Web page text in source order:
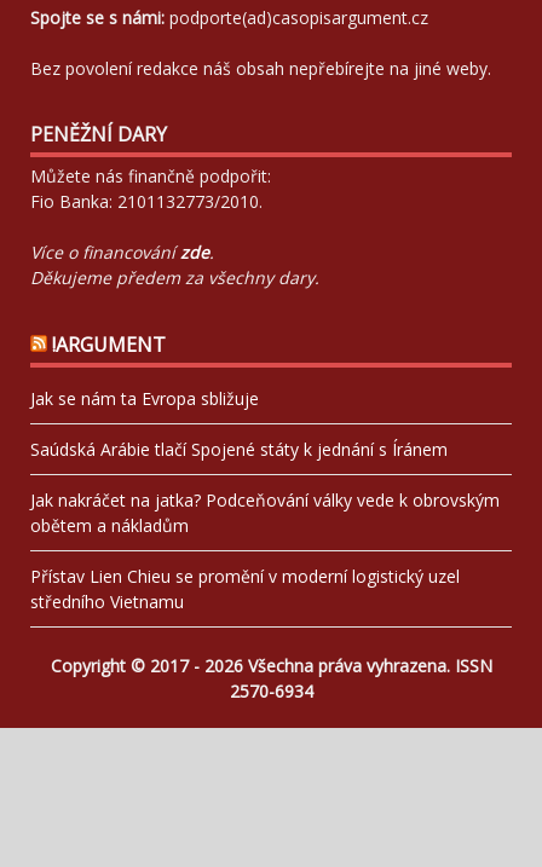
Spojte se s námi: podporte(ad)casopisargument.cz
Bez povolení redakce náš obsah nepřebírejte na jiné weby.
PENĚŽNÍ DARY
Můžete nás finančně podpořit:
Fio Banka: 2101132773/2010.
Více o financovánízde.
Děkujeme předem za všechny dary.
!ARGUMENT
Jak se nám ta Evropa sbližuje
Saúdská Arábie tlačí Spojené státy k jednání s Íránem
Jak nakráčet na jatka? Podceňování války vede k obrovským
obětem a nákladům
Přístav Lien Chieu se promění v moderní logistický uzel
středního Vietnamu
Copyright © 2017 - 2026 Všechna práva vyhrazena. ISSN
2570-6934